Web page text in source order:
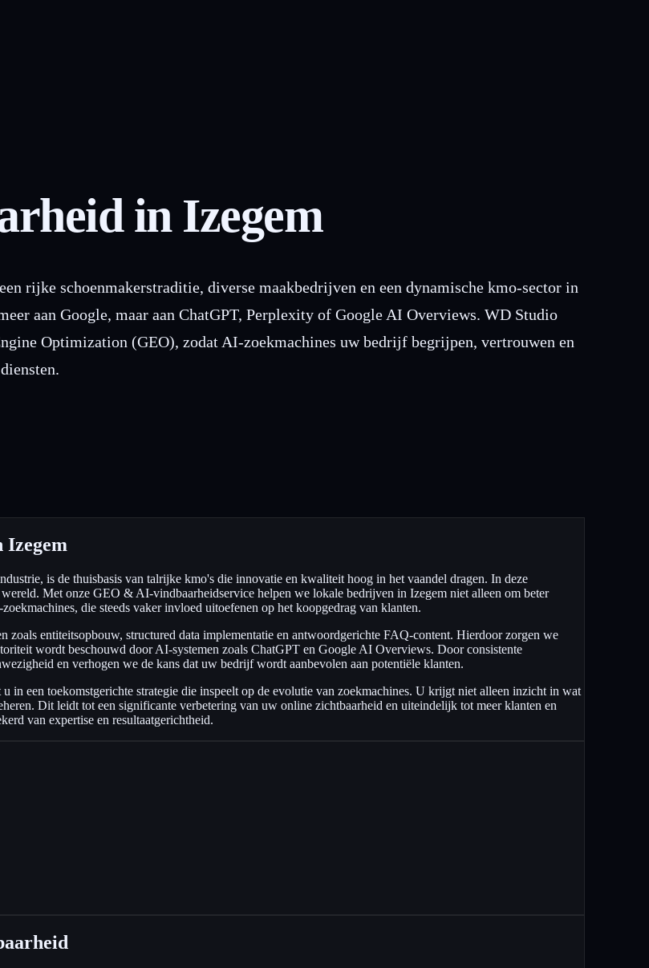
in Izegem
rijke schoenmakerstraditie, diverse maakbedrijven en een dynamische kmo-sector in
aan Google, maar aan ChatGPT, Perplexity of Google AI Overviews. WD Studio
Optimization (GEO), zodat AI-zoekmachines uw bedrijf begrijpen, vertrouwen en
is de thuisbasis van talrijke kmo's die innovatie en kwaliteit hoog in het vaandel dragen. In deze
Met onze GEO & AI-vindbaarheidservice helpen we lokale bedrijven in Izegem niet alleen om beter
die steeds vaker invloed uitoefenen op het koopgedrag van klanten.
entiteitsopbouw, structured data implementatie en antwoordgerichte FAQ-content. Hierdoor zorgen we
wordt beschouwd door AI-systemen zoals ChatGPT en Google AI Overviews. Door consistente
en verhogen we de kans dat uw bedrijf wordt aanbevolen aan potentiële klanten.
een toekomstgerichte strategie die inspeelt op de evolutie van zoekmachines. U krijgt niet alleen inzicht in wat
Dit leidt tot een significante verbetering van uw online zichtbaarheid en uiteindelijk tot meer klanten en
van expertise en resultaatgerichtheid.